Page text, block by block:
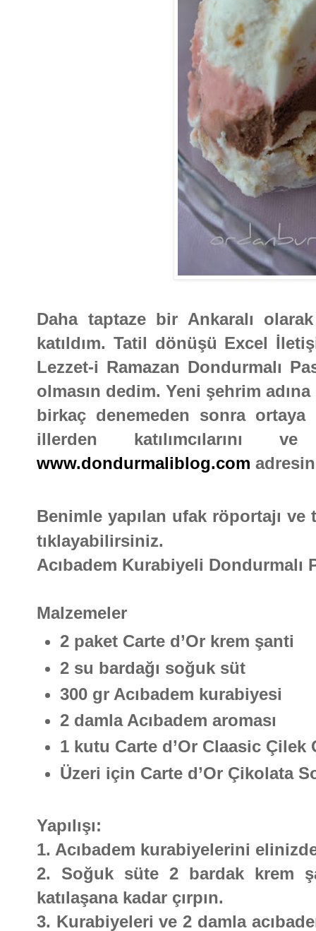
Daha taptaze bir Ankaralı
katıldım. Tatil dönüşü Excel
Lezzet-i Ramazan Dondurmalı
olmasın dedim. Yeni şehrim
birkaç denemeden sonra ortaya
illerden katılımcılarını
www.dondurmaliblog.com
Benimle yapılan ufak röportajı
tıklayabilirsiniz.
Acıbadem Kurabiyeli Dondurmalı
Malzemeler
2 paket Carte d’Or krem şanti
2 su bardağı soğuk süt
300 gr Acıbadem kurabiyesi
2 damla Acıbadem aroması
1 kutu Carte d’Or Claasic Çilek
Üzeri için Carte d’Or Çikolata
Yapılışı:
1. Acıbadem kurabiyelerini
2. Soğuk süte 2 bardak krem
katılaşana kadar çırpın.
3. Kurabiyeleri ve 2 damla